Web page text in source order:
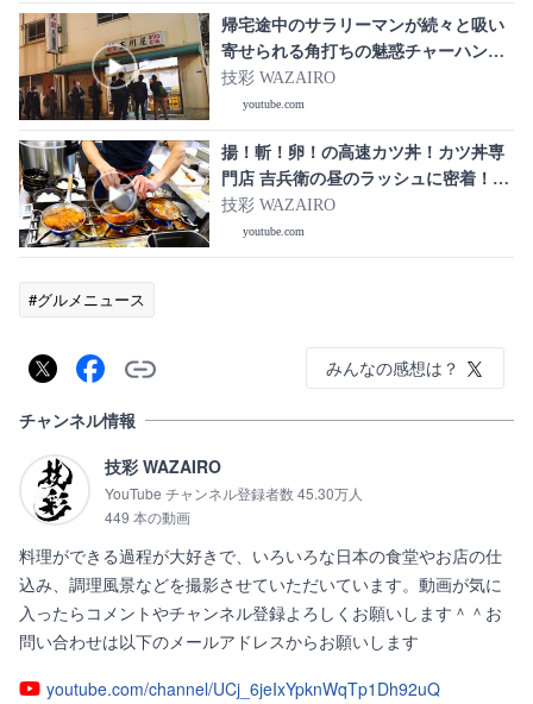
帰宅途中のサラリーマンが続々と吸い
寄せられる角打ちの魅惑チャーハン
「玉川屋酒店」の仕込みに密着｜
japanese street food
技彩 WAZAIRO
youtube.com
揚！斬！卵！の高速カツ丼！カツ丼専
門店 吉兵衛の昼のラッシュに密着！
Japanese Katsudon Master
技彩 WAZAIRO
youtube.com
#グルメニュース
みんなの感想は？
チャンネル情報
技彩 WAZAIRO
YouTube チャンネル登録者数 45.30万人
449 本の動画
料理ができる過程が大好きで、いろいろな日本の食堂やお店の仕
込み、調理風景などを撮影させていただいています。動画が気に
入ったらコメントやチャンネル登録よろしくお願いします＾＾お
問い合わせは以下のメールアドレスからお願いします
youtube.com/channel/UCj_6jeIxYpknWqTp1Dh92uQ